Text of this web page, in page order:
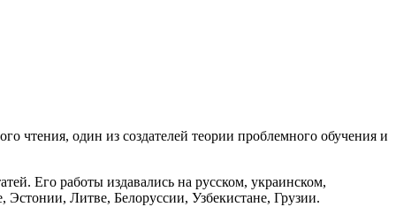
чтения, один из создателей теории проблемного обучения и
Его работы издавались на русском, украинском,
Литве, Белоруссии, Узбекистане, Грузии.